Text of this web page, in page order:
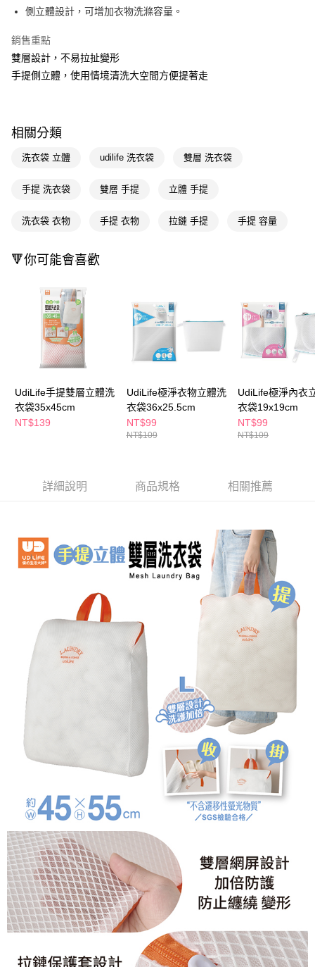
悠遊付
Google Pay
便利好安心！
１．簡單：不需註冊會員、不需綁卡、不需儲值。
２．便利：只要手機號碼，簡訊認證，即可結帳。
３．安心：先確認商品／服務後，再付款。
【「AFTEE先享後付」結帳流程】
結帳頁面，進行簡訊認證並確認金額後，即可完成結帳。
２．訂單成立數日內，您將收到繳費通知簡訊。
ATM／網路銀行／等多元方式進行付款，方視為交易完成。
※ 請注意：結帳手續完成當下不需立刻繳費，但若您需要取消訂單，請聯絡
後付繳納相關費用。
※ 交易是否成功請以「AFTEE先享後付 」之結帳頁面顯示為準，若有關於
是否繳費成功／繳費後需取消欲退款等相關疑問，請聯繫「AFTEE先享後付
客戶支援中心」https://netprotections.freshdesk.com/support/home
【注意事項】
１．透過由恩沛科技股份有限公司提供之「AFTEE先享後付」服務完成之交
權轉讓予恩沛科技股份有限公司。
２．關於個人資料處理事宜，請瀏覽以下網址：
https://aftee.tw/terms/#terms3
３．未成年的使用者請事先徵得法定代理人或監護人之同意方可使用
時審查核予不同之上限額度；若仍有額度不足之情形，本公司將視審查結果
請求用戶進行身份認證。
每筆NT$65，滿NT$390(含以上)免運費
付款後全家取貨
萊爾富取貨付款
付款後萊爾富取貨
每筆NT$65，滿NT$490(含以上)免運費
7-11取貨付款
每筆NT$65，滿NT$490(含以上)免運費
付款後7-11取貨
每筆NT$65，滿NT$490(含以上)免運費
付款後寶雅門市自取(由倉庫統一出貨)
側立體設計，可增加衣物洗滌容量。
銷售重點
雙層設計，不易拉扯變形
手提側立體，使用情境清洗大空間方便提著走
相關分類
洗衣袋 立體 udilife 洗衣袋 雙層 洗衣袋
手提 洗衣袋 雙層 手提 立體 手提
洗衣袋 衣物 手提 衣物 拉鏈 手提 手提 容量
🔻你可能會喜歡
UdiLife手提雙層立體洗
衣袋35x45cm
NT$139
UdiLife極淨衣物立體洗
衣袋36x25.5cm
NT$99
NT$109
UdiLife極淨內衣
衣袋19x19cm
NT$99
NT$109
詳細說明 商品規格 相關推薦